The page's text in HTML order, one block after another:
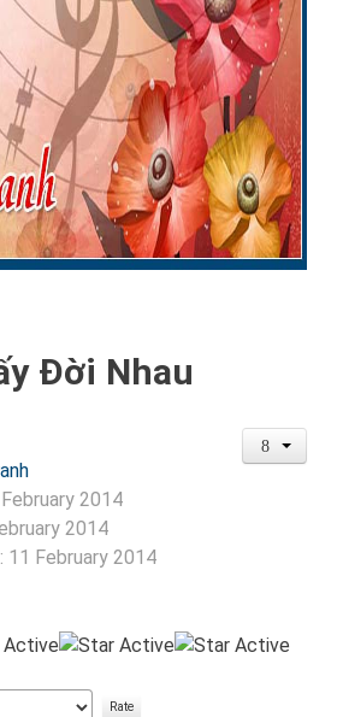
Đời Nhau
2014
2014
11 February 2014